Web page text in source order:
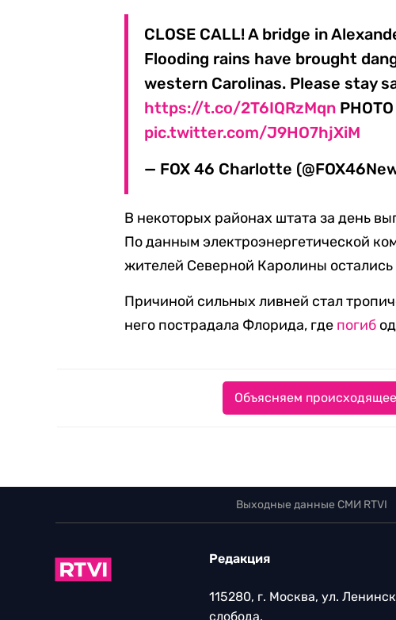
CLOSE CALL! A bridge in
Flooding rains have brought
western Carolinas. Please stay
https://t.co/2T6IQRzMqn
pic.twitter.com/J9HO7hjXiM
— FOX 46 Charlotte
В некоторых районах штата за день
По данным электроэнергетической
жителей Северной Каролины остались
Причиной сильных ливней стал
него пострадала Флорида, где погиб
Объясняем
Выходные данные СМИ RTVI
Редакция
115280, г. Москва, ул.
слобода,